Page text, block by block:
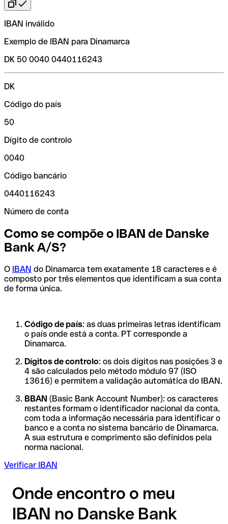
IBAN inválido
Exemplo de IBAN para Dinamarca
DK 50 0040 0440116243
DK
Código do país
50
Dígito de controlo
0040
Código bancário
0440116243
Número de conta
Como se compõe o IBAN de Danske
Bank A/S?
O IBAN do Dinamarca tem exatamente 18 caracteres e é
composto por três elementos que identificam a sua conta
de forma única.
Código de país: as duas primeiras letras identificam
o país onde está a conta. PT corresponde a
Dinamarca.
Dígitos de controlo: os dois dígitos nas posições 3 e
4 são calculados pelo método módulo 97 (ISO
13616) e permitem a validação automática do IBAN.
BBAN (Basic Bank Account Number): os caracteres
restantes formam o identificador nacional da conta,
com toda a informação necessária para identificar o
banco e a conta no sistema bancário de Dinamarca.
A sua estrutura e comprimento são definidos pela
norma nacional.
Verificar IBAN
Onde encontro o meu
IBAN no Danske Bank